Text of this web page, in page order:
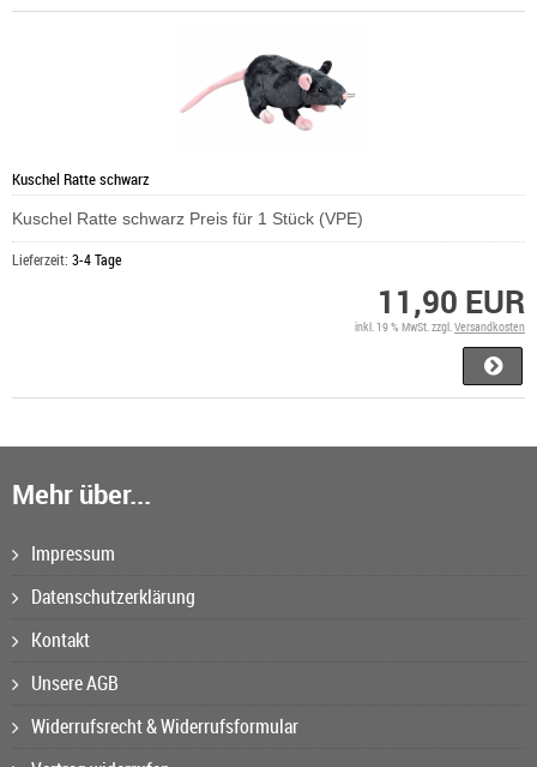
Kuschel Ratte schwarz
Kuschel Ratte schwarz Preis für 1 Stück (VPE)
Lieferzeit: 3-4 Tage
11,90 EUR
inkl. 19 % MwSt. zzgl.Versandkosten
Mehr über...
Impressum
Datenschutzerklärung
Kontakt
Unsere AGB
Widerrufsrecht & Widerrufsformular